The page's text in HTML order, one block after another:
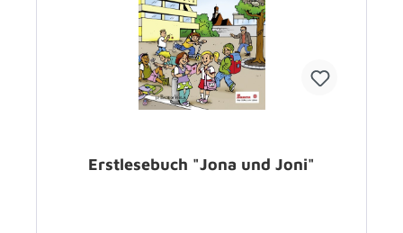
Erstlesebuch "Jona und Joni"